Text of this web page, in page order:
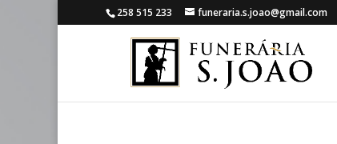
258 515 233 funeraria.s.joao@gmail.com